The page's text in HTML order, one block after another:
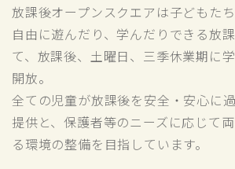
放課後オープンスクエアは子どもたち
自由に遊んだり、学んだりできる放
て、放課後、土曜日、三季休業期に
開放。
全ての児童が放課後を安全・安心に
提供と、保護者等のニーズに応じて
る環境の整備を目指しています。